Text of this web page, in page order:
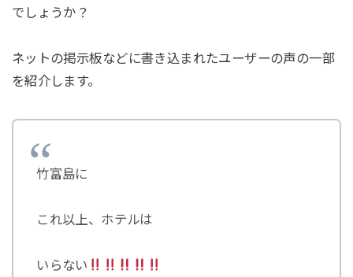
でしょうか？
ネットの掲示板などに書き込まれたユーザーの声の一部
を紹介します。
竹富島に
これ以上、ホテルは
いらない